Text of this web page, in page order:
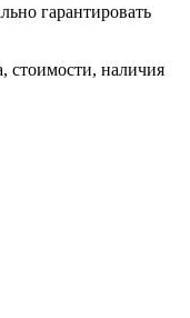
гарантировать
стоимости, наличия